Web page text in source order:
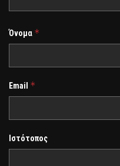
Όνομα *
Email *
Ιστότοπος